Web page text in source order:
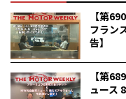
【第
フラン
告】
【第
ュース